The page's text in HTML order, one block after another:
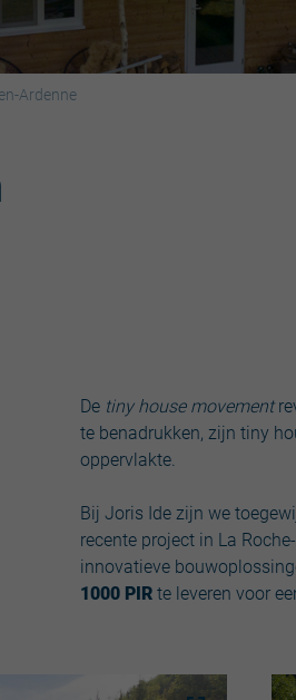
Ardenne
De tiny house movement
te benadrukken, zijn tiny
oppervlakte.
Bij Joris Ide zijn we
recente project in La
innovatieve
1000 PIR te leveren voor